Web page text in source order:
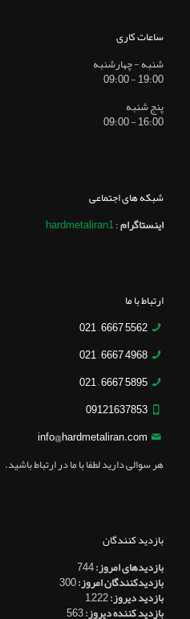
ساعات کاری
شنبه - چهارشنبه
19:00 - 09:00
پنج شنبه
16:00 - 09:00
شبکه های اجتماعی
اینستاگرام:
hardmetaliran1
ارتباط با ما
5562 6667 – 021
4968 6667 – 021
5895 6667 – 021
09121637853
info@hardmetaliran.com
هر سوالی دارید لطفا با ما در ارتباط باشید.
بازدید کنندگان
بازدیدهای امروز:744
بازدیدکنندگان امروز:300
بازدید دیروز:1,222
بازدید کننده دیروز:563